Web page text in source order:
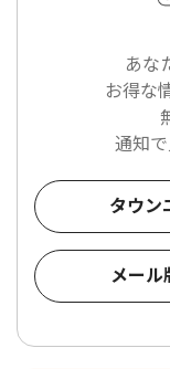
あな
お得な
通知
タウン
メール